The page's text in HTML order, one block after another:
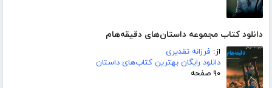
دانلود کتاب مجموعه داستان‌های دقیقه‌هام
از: فرزانه تقدیری
دانلود رایگان بهترین کتاب‌های داستان
۹۰ صفحه